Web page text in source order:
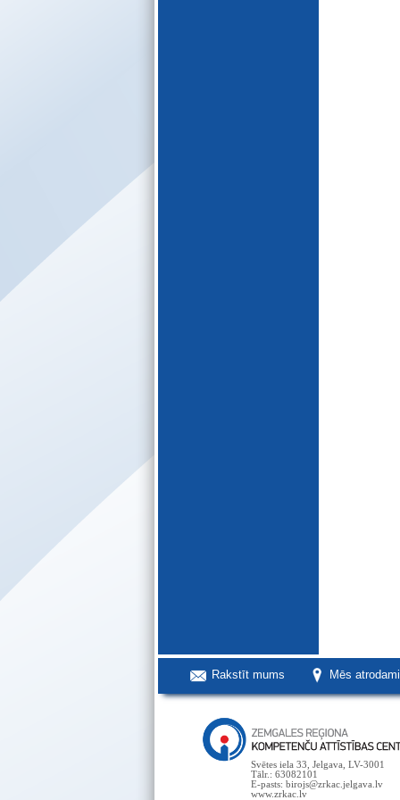
Rakstīt mums Mēs
Svētes iela 33, Jelgava, LV-3001
Tālr.: 63082101
E-pasts: birojs@zrkac.jelgava.lv
www.zrkac.lv